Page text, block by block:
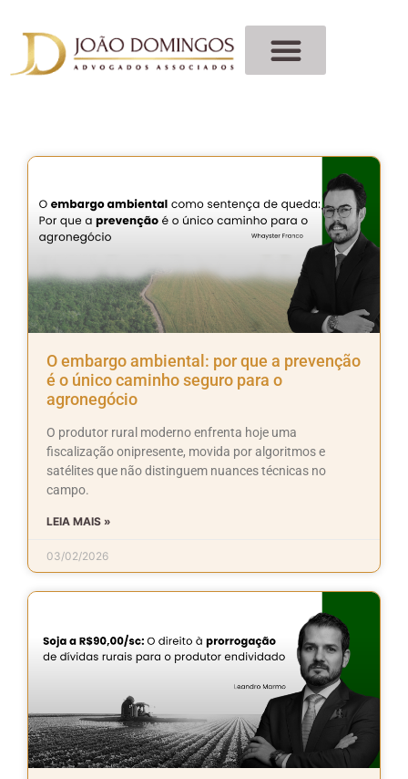
O embargo ambiental: por que a prevenção
é o único caminho seguro para o
agronegócio
O produtor rural moderno enfrenta hoje uma
fiscalização onipresente, movida por algoritmos e
satélites que não distinguem nuances técnicas no
campo.
LEIA MAIS »
03/02/2026